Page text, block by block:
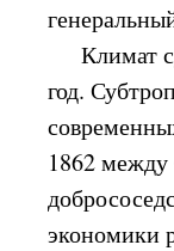
Климат
год.
1862
экономики